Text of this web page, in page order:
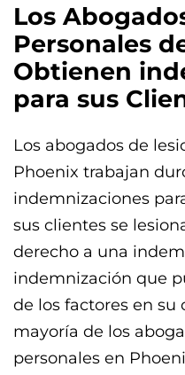
Los
Personales
Obtienen
para sus
Los abogados de
Phoenix trabajan
indemnizaciones
sus clientes se
derecho a una
indemnización que
de los factores en su
mayoría de los
personales en